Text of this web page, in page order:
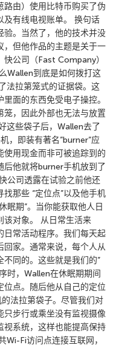
由）使用比特币购买了伪
及有线电视账单。 换句话
验。当然了，他的技术并没
，但他作品的主题是关于一
公司（Fast Company）
Wallen到底是如何拨打这
法拉第笼式的证据袋。这
面的东西免受电子操控。
笼，因此外部也无法与放置
这些袋子后，Wallen去了
，即装有著名”burner”应
使用现金而非可被追踪到的
后他就将burner手机放到了
公司透露在试验之前他还
那些 “定位点”以及他手机
眠期”。当你能获取他人日
该对象。 从日常生活来
日常活动程序。我们每天起
回家。通常来说，每个人从
同的。这些就是我们的”
时，Wallen在休眠期期间
点。随后他从自己的定位
法拉第袋子。尽管我们对
步行或乘坐没有监视摄像
视系统，这样也能提高保持
Wi-Fi访问点连接互联网，